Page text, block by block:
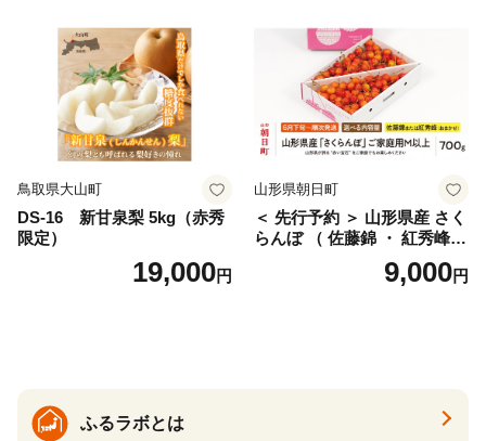
産 農家直送 期間限定 特産品
サイズミックス くらもとフ
ァーム 愛南町 愛媛県
鳥取県大山町
DS-16 新甘泉梨 5kg（赤秀
限定）
19,000円
山形県朝日町
＜ 先行予約 ＞ 山形県産 さく
らんぼ （ 佐藤錦 ・ 紅秀峰
） ご家庭用 M以上 700g 【20
26年6月下旬から7月上旬発
9,000円
ふるラボとは